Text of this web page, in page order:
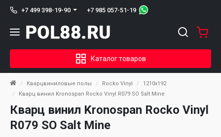
+7 499 398-19-90 +7 985 057-51-19
Каталог товаров
Кварцвиниловые полы Rocko Vinyl
1210x192
Кварц винил Kronospan Rocko Vinyl R079 SO Salt Mine
Кварц винил Kronospan Rocko Vinyl
R079 SO Salt Mine